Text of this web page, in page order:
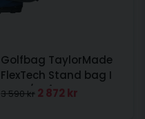
Golfbag TaylorMade
FlexTech Stand bag I
Navy/Grå
3 590 kr 2 872 kr